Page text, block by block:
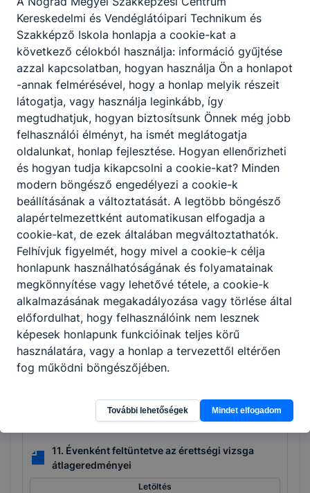
Letöltés
6.2 Szervezeti és Működési Szabályzat
Letöltés
6.3 Házirend
Letöltés
7. Betöltött munkakörök alapján az oktatók
végzettsége és szakképzettsége
Letöltés
8. Az osztályok száma, és az egyes osztályok
tanulóinak létszáma
Letöltés
9. A tanulók, illetve a képzésben résztvevő
személyek le- és kimaradásával,
évfolyamismétlésével kapcsolódó adatok
Letöltés
10. Az osztályozó vizsga tantárgyankénti,
alatti vizsga rendje
Letöltés
11. Évenként feltüntetve az érettségi vizsga
átlageredményei
Letöltés
Kereskedelmi és Vendéglátóipari Technikum és
Szakképző Iskola honlapja a cookie-kat a
következő célokból használja: információ gyűjtése
azzal kapcsolatban, hogyan használja Ön a honlapot
-annak felmérésével, hogy a honlap melyik részeit
látogatja, vagy használja leginkább, így
megtudhatjuk, hogyan biztosítsunk Önnek még jobb
felhasználói élményt, ha ismét meglátogatja
oldalunkat, honlap fejlesztése. Hogyan ellenőrizheti
és hogyan tudja kikapcsolni a cookie-kat? Minden
modern böngésző engedélyezi a cookie-k
beállításának a változtatását. A legtöbb böngésző
alapértelmezettként automatikusan elfogadja a
cookie-kat, de ezek általában megváltoztathatók.
Felhívjuk figyelmét, hogy mivel a cookie-k célja
honlapunk használhatóságának és folyamatainak
megkönnyítése vagy lehetővé tétele, a cookie-k
alkalmazásának megakadályozása vagy törlése által
előfordulhat, hogy felhasználóink nem lesznek
képesek honlapunk funkcióinak teljes körű
használatára, vagy a honlap a tervezettől eltérően
fog működni böngészőjében.
További lehetőségek Mindet elfogadom